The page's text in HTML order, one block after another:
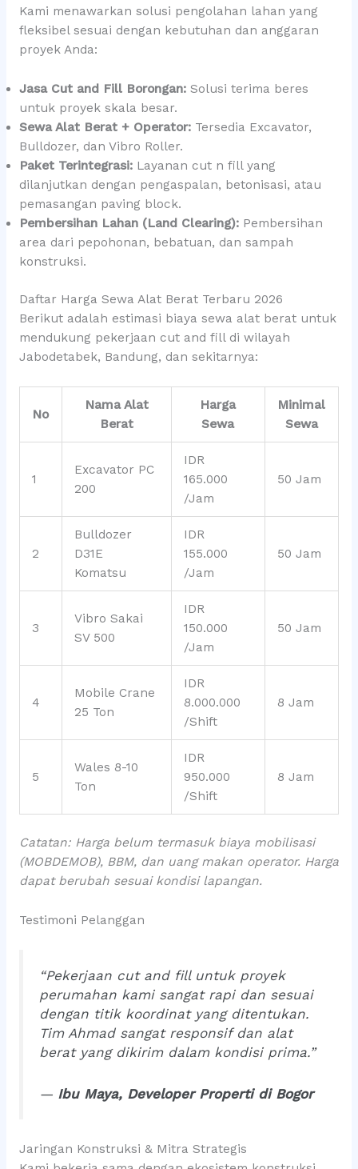
Kami menawarkan solusi pengolahan lahan yang
fleksibel sesuai dengan kebutuhan dan anggaran
proyek Anda:
Jasa Cut and Fill Borongan:Solusi terima beres
untuk proyek skala besar.
Sewa Alat Berat + Operator:Tersedia Excavator,
Bulldozer, dan Vibro Roller.
Paket Terintegrasi:Layanan cut n fill yang
dilanjutkan dengan pengaspalan, betonisasi, atau
pemasangan paving block.
Pembersihan Lahan (Land Clearing):Pembersihan
area dari pepohonan, bebatuan, dan sampah
konstruksi.
Daftar Harga Sewa Alat Berat Terbaru 2026
Berikut adalah estimasi biaya sewa alat berat untuk
mendukung pekerjaan cut and fill di wilayah
Jabodetabek, Bandung, dan sekitarnya:
No
Nama Alat
Berat
Harga
Sewa
Minimal
Sewa
1
Excavator PC
200
IDR
165.000
/Jam
50 Jam
2
Bulldozer
D31E
Komatsu
IDR
155.000
/Jam
50 Jam
3
Vibro Sakai
SV 500
IDR
150.000
/Jam
50 Jam
4
Mobile Crane
25 Ton
IDR
8.000.000
/Shift
8 Jam
5
Wales 8-10
Ton
IDR
950.000
/Shift
8 Jam
Catatan: Harga belum termasuk biaya mobilisasi
(MOBDEMOB), BBM, dan uang makan operator. Harga
dapat berubah sesuai kondisi lapangan.
Testimoni Pelanggan
“Pekerjaan cut and fill untuk proyek
perumahan kami sangat rapi dan sesuai
dengan titik koordinat yang ditentukan.
Tim Ahmad sangat responsif dan alat
berat yang dikirim dalam kondisi prima.”
— Ibu Maya, Developer Properti di Bogor
Jaringan Konstruksi & Mitra Strategis